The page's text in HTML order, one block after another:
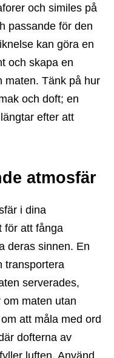
och similes på
passande för den
kan göra en
och skapa en
maten. Tänk på hur
och doft; en
efter att
atmosfär
i dina
för att fånga
deras sinnen. En
transportera
serverades,
maten utan
att måla med ord
dofterna av